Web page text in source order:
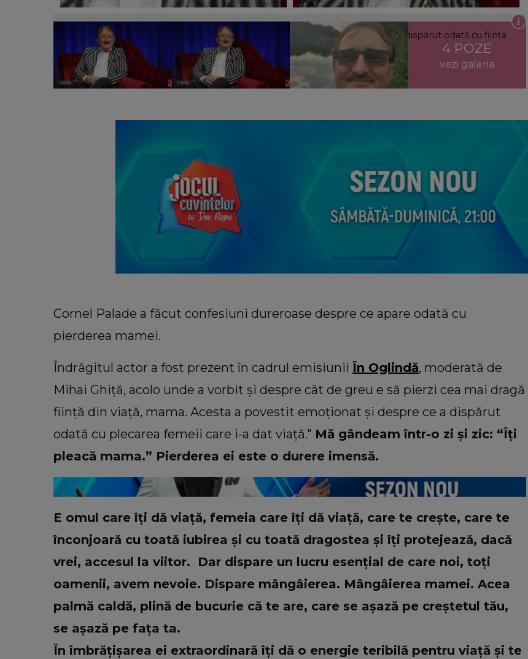
VIDEO Cornel Palade, confesiuni dureroase despre pierderea mamei sale. Ce a dispărut odată cu ființa
care i-a dat viață: “Un lucru esențial de care noi, toți oamenii, avem nevoie.”
4 POZE
vezi galeria
Cornel Palade a făcut confesiuni dureroase despre ce apare odată cu
pierderea mamei.
Îndrăgitul actor a fost prezent în cadrul emisiunii În Oglindă, moderată de
Mihai Ghiță, acolo unde a vorbit și despre cât de greu e să pierzi cea mai dragă
ființă din viață, mama. Acesta a povestit emoționat și despre ce a dispărut
odată cu plecarea femeii care i-a dat viață." Mă gândeam într-o zi și zic: “Îți
pleacă mama.” Pierderea ei este o durere imensă.
E omul care îți dă viață, femeia care îți dă viață, care te crește, care te
înconjoară cu toată iubirea și cu toată dragostea și îți protejează, dacă
vrei, accesul la viitor. Dar dispare un lucru esențial de care noi, toți
oamenii, avem nevoie. Dispare mângâierea. Mângâierea mamei. Acea
palmă caldă, plină de bucurie că te are, care se așază pe creștetul tău,
se așază pe fața ta.
În îmbrățișarea ei extraordinară îți dă o energie teribilă pentru viață și te
în funcție de
dacă
Care este trucul Mariei Dragomiroiu
pentru un păr atât de lung. Artista a
dezvăluit ce anume a ajutat-o când
avea probleme cu el: “Am învățat din
bătrâni.”
Ce să porți în Italia în vara 2026. Cum
să te îmbraci în funcție de orașul pe
care îl vizitezi